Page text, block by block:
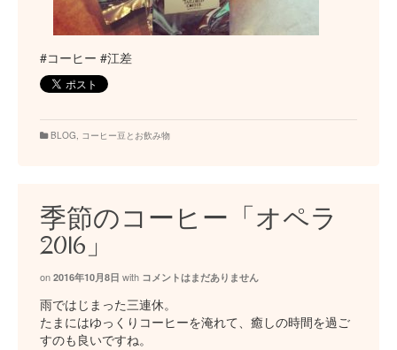
#コーヒー #江差
BLOG, コーヒー豆とお飲み物
季節のコーヒー「オペラ
2016」
on 2016年10月8日 with コメントはまだありません
雨ではじまった三連休。
たまにはゆっくりコーヒーを淹れて、癒しの時間を過ご
すのも良いですね。